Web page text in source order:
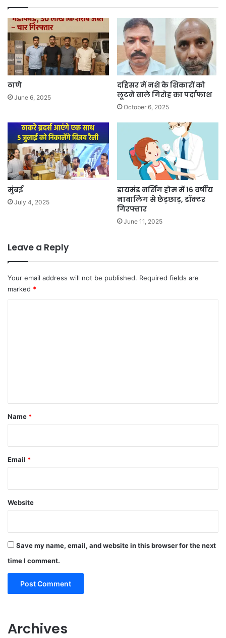
ठाणे
June 6, 2025
दहिसर में नशे के शिकारों को
लूटने वाले गिरोह का पर्दाफाश
October 6, 2025
मुंबई
July 4, 2025
डायमंड नर्सिंग होम में 16 वर्षीय
नाबालिग से छेड़छाड़, डॉक्टर
गिरफ्तार
June 11, 2025
Leave a Reply
Your email address will not be published. Required fields are
marked *
*
Name *
Email *
Website
Save my name, email, and website in this browser for the next
time I comment.
Archives